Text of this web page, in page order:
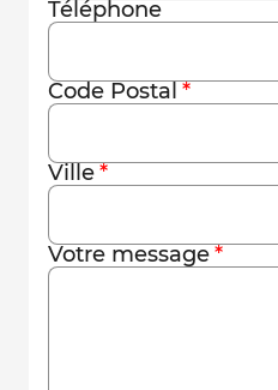
Téléphone
Code Postal
Ville
Votre message